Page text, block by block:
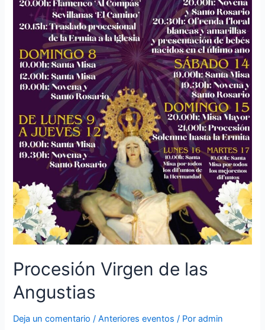
Procesión Virgen de las
Angustias
Deja un comentario /Anteriores eventos / Poradmin